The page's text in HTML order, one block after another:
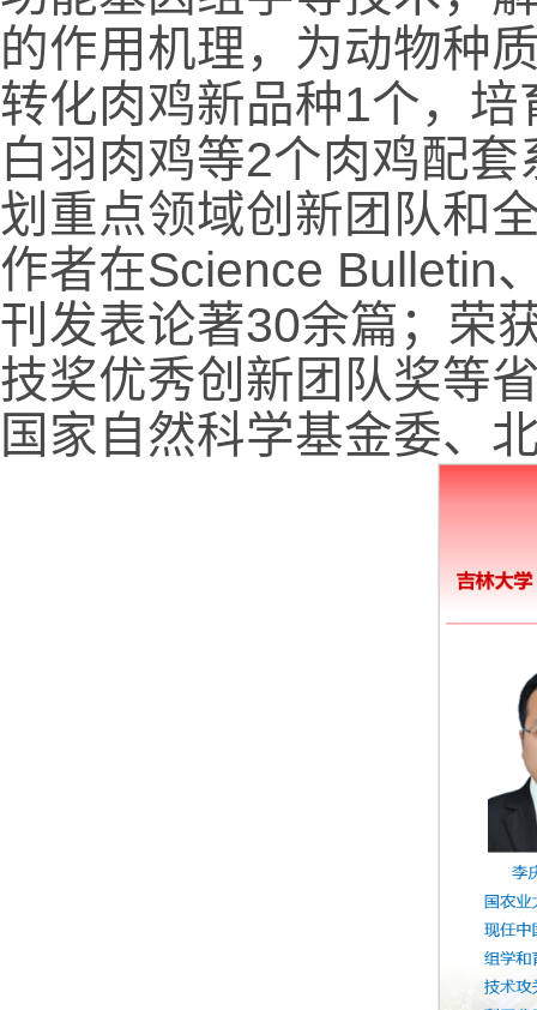
的作用机理，为动物种
转化肉鸡新品种1个，培
白羽肉鸡等2个肉鸡配套
划重点领域创新团队和
作者在Science Bulletin
刊发表论著30余篇；荣
技奖优秀创新团队奖等
国家自然科学基金委、